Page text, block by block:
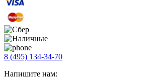
8 (495) 134-34-70
Напишите нам: